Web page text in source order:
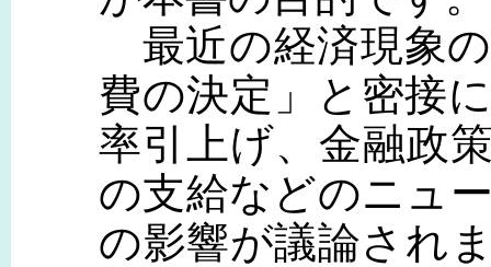
最近の経済現象
費の決定」と密接
率引上げ、金融政
の支給などのニュ
の影響が議論され